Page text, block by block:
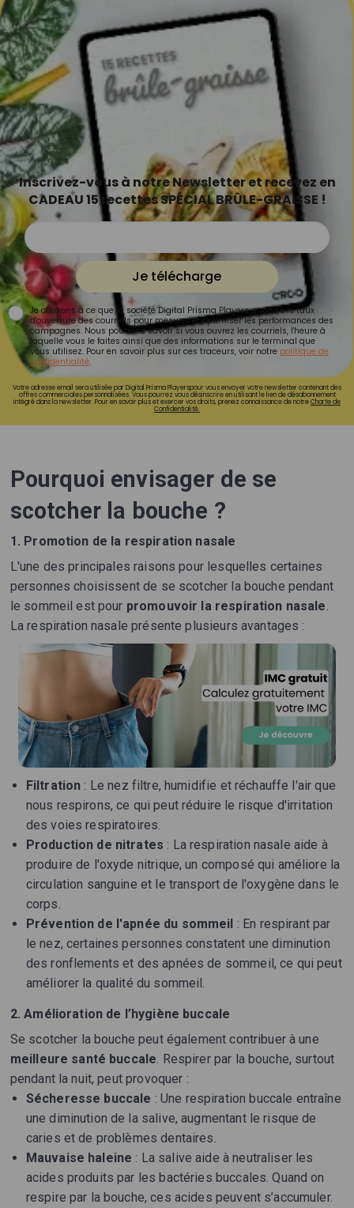
Inscrivez-vous à notre Newsletter et recevez en
CADEAU 15 recettes SPÉCIAL BRÛLE-GRAISSE !
Je télécharge
Je consens à ce que la société Digital Prisma Players analyse le taux
d'ouverture des courriels pour mesurer et optimiser les performances des
campagnes. Nous pourrons savoir si vous ouvrez les courriels, l'heure à
laquelle vous le faites ainsi que des informations sur le terminal que
vous utilisez. Pour en savoir plus sur ces traceurs, voir notre politique de
confidentialité.
Votre adresse email sera utilisée par Digital Prisma Playerspour vous envoyer votre newsletter contenant des
offres commerciales personnalisées. Vous pourrez vous désinscrire en utilisant le lien de désabonnement
intégré dans la newsletter. Pour en savoir plus et exercer vos droits, prenez connaissance de notreCharte de
Confidentialité.
Pourquoi envisager de se
scotcher la bouche ?
1. Promotion de la respiration nasale
L'une des principales raisons pour lesquelles certaines
personnes choisissent de se scotcher la bouche pendant
le sommeil est pour promouvoir la respiration nasale.
La respiration nasale présente plusieurs avantages :
Filtration : Le nez filtre, humidifie et réchauffe l'air que
nous respirons, ce qui peut réduire le risque d'irritation
des voies respiratoires.
Production de nitrates : La respiration nasale aide à
produire de l'oxyde nitrique, un composé qui améliore la
circulation sanguine et le transport de l'oxygène dans le
corps.
Prévention de l'apnée du sommeil : En respirant par
le nez, certaines personnes constatent une diminution
des ronflements et des apnées de sommeil, ce qui peut
améliorer la qualité du sommeil.
2. Amélioration de l’hygiène buccale
Se scotcher la bouche peut également contribuer à une
meilleure santé buccale. Respirer par la bouche, surtout
pendant la nuit, peut provoquer :
Sécheresse buccale : Une respiration buccale entraîne
une diminution de la salive, augmentant le risque de
caries et de problèmes dentaires.
Mauvaise haleine : La salive aide à neutraliser les
acides produits par les bactéries buccales. Quand on
respire par la bouche, ces acides peuvent s’accumuler.